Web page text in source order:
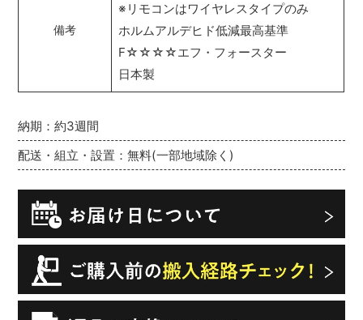
納期：約3週間
配送・組立・設置：無料(一部地域除く)
備考
※リモコンはワイヤレスタイプのみ
ホルムアルデヒド低減最高基準
F☆☆☆☆エフ・フォースター
日本製